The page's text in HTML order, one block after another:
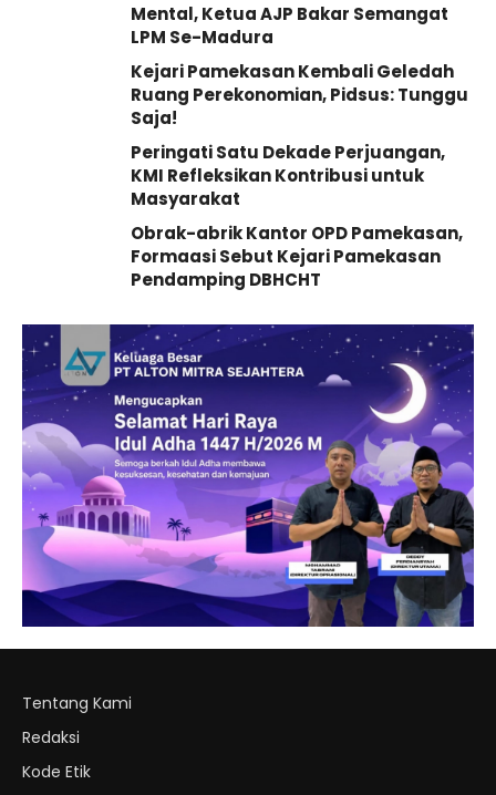
Mental, Ketua AJP Bakar Semangat
LPM Se-Madura
Kejari Pamekasan Kembali Geledah
Ruang Perekonomian, Pidsus: Tunggu
Saja!
Peringati Satu Dekade Perjuangan,
KMI Refleksikan Kontribusi untuk
Masyarakat
Obrak-abrik Kantor OPD Pamekasan,
Formaasi Sebut Kejari Pamekasan
Pendamping DBHCHT
Tentang Kami
Redaksi
Kode Etik